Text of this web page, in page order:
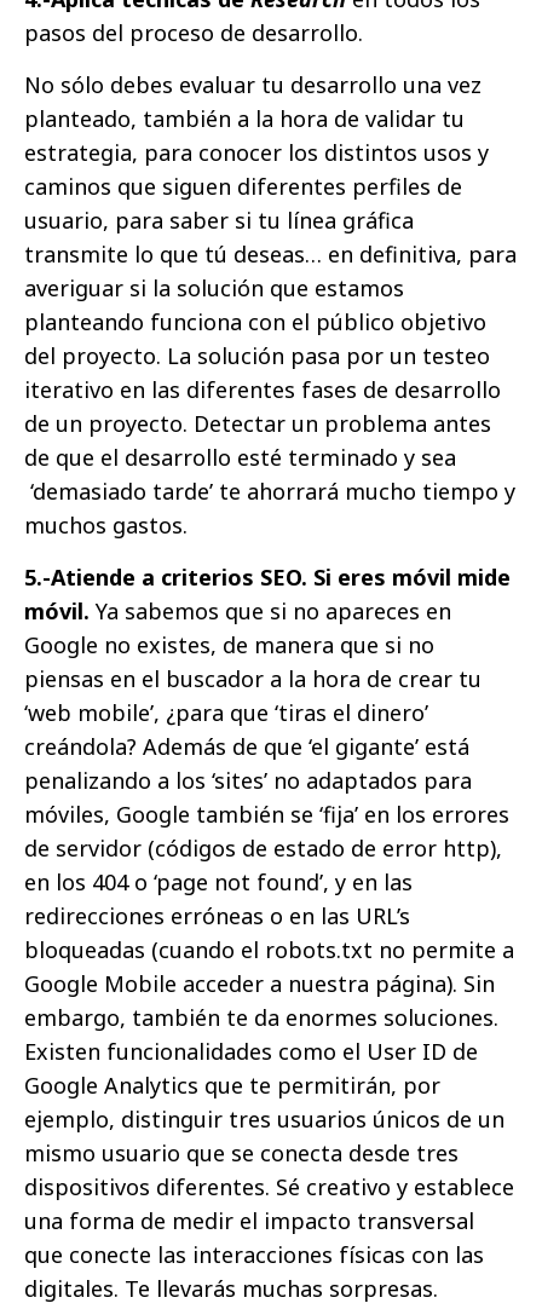
pasos del proceso de desarrollo.
No sólo debes evaluar tu desarrollo una vez
planteado, también a la hora de validar tu
estrategia, para conocer los distintos usos y
caminos que siguen diferentes perfiles de
usuario, para saber si tu línea gráfica
transmite lo que tú deseas… en definitiva, para
averiguar si la solución que estamos
planteando funciona con el público objetivo
del proyecto. La solución pasa por un testeo
iterativo en las diferentes fases de desarrollo
de un proyecto. Detectar un problema antes
de que el desarrollo esté terminado y sea
‘demasiado tarde’ te ahorrará mucho tiempo y
muchos gastos.
5.-Atiende a criterios SEO. Si eres móvil mide
móvil. Ya sabemos que si no apareces en
Google no existes, de manera que si no
piensas en el buscador a la hora de crear tu
‘web mobile’, ¿para que ‘tiras el dinero’
creándola? Además de que ‘el gigante’ está
penalizando a los ‘sites’ no adaptados para
móviles, Google también se ‘fija’ en los errores
de servidor (códigos de estado de error http),
en los 404 o ‘page not found’, y en las
redirecciones erróneas o en las URL’s
bloqueadas (cuando el robots.txt no permite a
Google Mobile acceder a nuestra página). Sin
embargo, también te da enormes soluciones.
Existen funcionalidades como el User ID de
Google Analytics que te permitirán, por
ejemplo, distinguir tres usuarios únicos de un
mismo usuario que se conecta desde tres
dispositivos diferentes. Sé creativo y establece
una forma de medir el impacto transversal
que conecte las interacciones físicas con las
digitales. Te llevarás muchas sorpresas.